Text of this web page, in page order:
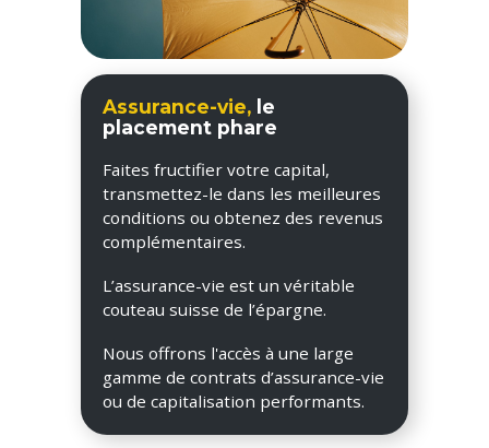
Assurance-vie, le
placement phare
Faites fructifier votre capital,
transmettez-le dans les meilleures
conditions ou obtenez des revenus
complémentaires.
L’assurance-vie est un véritable
couteau suisse de l’épargne.
Nous offrons l'accès à une large
gamme de contrats d’assurance-vie
ou de capitalisation performants.